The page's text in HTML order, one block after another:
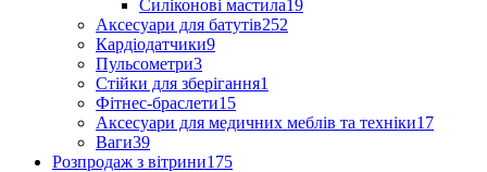
Силіконові мастила19
Аксесуари для батутів252
Кардіодатчики9
Пульсометри3
Стійки для зберігання1
Фітнес-браслети15
Аксесуари для медичних меблів та техніки17
Ваги39
Розпродаж з вітрини175